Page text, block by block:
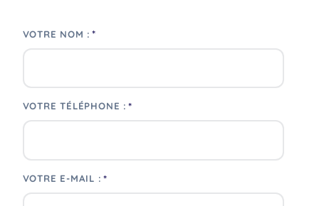
VOTRE NOM : *
VOTRE TÉLÉPHONE : *
VOTRE E-MAIL : *